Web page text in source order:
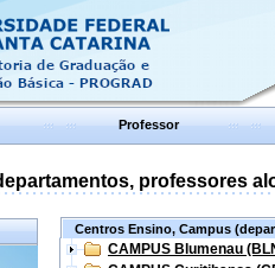
Professor
professores
Centros Ensino, Campus
CAMPUS Blumenau